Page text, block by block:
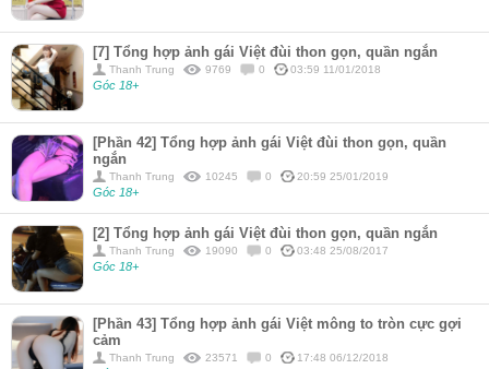
[7] Tổng hợp ảnh gái Việt đùi thon gọn, quần ngắn
Thanh Trung 9769 0 03:59 11/01/2018
Góc 18+
[Phần 42] Tổng hợp ảnh gái Việt đùi thon gọn, quần
ngắn
Thanh Trung 10245 0 20:59 25/01/2019
Góc 18+
[2] Tổng hợp ảnh gái Việt đùi thon gọn, quần ngắn
Thanh Trung 19090 0 03:48 25/08/2017
Góc 18+
[Phần 43] Tổng hợp ảnh gái Việt mông to tròn cực gợi
cảm
Thanh Trung 23571 0 17:48 06/12/2018